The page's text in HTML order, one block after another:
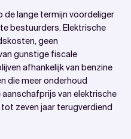
een elektrische auto
je met een elektrische
de kostenvoordelen?
van laadinfrastructuur
de lange termijn voordeliger
bestuurders. Elektrische
geen
gunstige fiscale
afhankelijk van benzine
die meer onderhoud
aanschafprijs van elektrische
zeven jaar terugverdiend